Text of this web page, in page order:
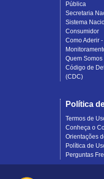
Pública
Secretaria
Sistema
Consumidor
Como Aderir
Quem Somos
Código de
(CDC)
Política
Termos de
Conheça o
Orientações
Política de
Perguntas